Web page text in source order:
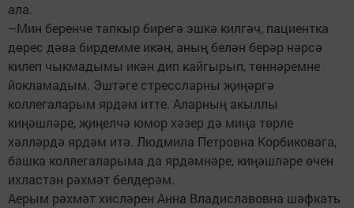
ала.
–Мин беренче тапкыр бирегә эшкә килгәч, пациентка
дөрес дәва бирдемме икән, аның белән берәр нәрсә
килеп чыкмадымы икән дип кайгырып, төннәремне
йокламадым. Эштәге стрессларны җиңәргә
коллегаларым ярдәм итте. Аларның акыллы
киңәшләре, җиңелчә юмор хәзер дә миңа төрле
хәлләрдә ярдәм итә. Людмила Петровна Корбиковага,
башка коллегаларыма да ярдәмнәре, киңәшләре өчен
ихластан рәхмәт белдерәм.
Аерым рәхмәт хисләрен Анна Владиславовна шәфкать